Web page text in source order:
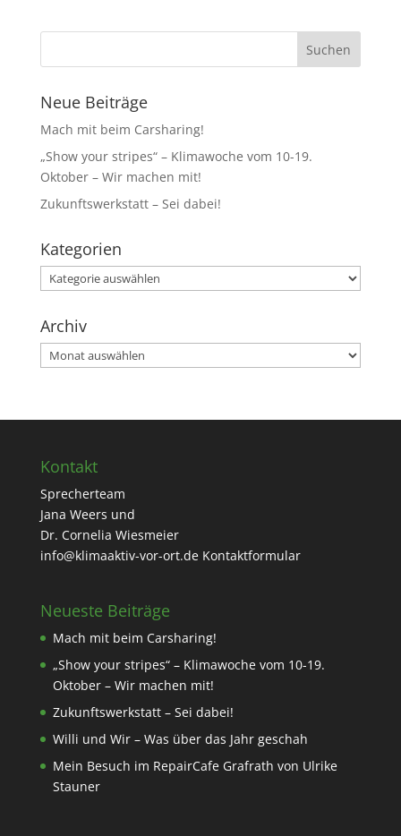
Neue Beiträge
Mach mit beim Carsharing!
„Show your stripes“ – Klimawoche vom 10-19.
Oktober – Wir machen mit!
Zukunftswerkstatt – Sei dabei!
Kategorien
Kategorien
Archiv
Archiv
Kontakt
Sprecherteam
Jana Weers und
Dr. Cornelia Wiesmeier
info@klimaaktiv-vor-ort.de Kontaktformular
Neueste Beiträge
Mach mit beim Carsharing!
„Show your stripes“ – Klimawoche vom 10-19.
Oktober – Wir machen mit!
Zukunftswerkstatt – Sei dabei!
Willi und Wir – Was über das Jahr geschah
Mein Besuch im RepairCafe Grafrath von Ulrike
Stauner